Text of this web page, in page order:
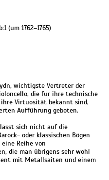
(um 1762–1765)
wichtigste Vertreter der
die für ihre technische
Virtuosität bekannt sind,
Aufführung geboten.
sich nicht auf die
oder klassischen Bögen
Reihe von
die man übrigens sehr wohl
mit Metallsaiten und einem